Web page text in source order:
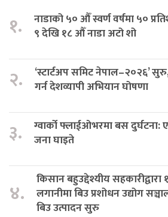
१.
नाडाको ५० औँ स्वर्ण वर्षमा ५०
९ देखि १८ औँ नाडा अटो शो
२.
‘स्टार्टअप समिट नेपाल–२०२६’ सुरु,
गर्न देशव्यापी अभियान घोषणा
३.
ग्वार्को फ्लाईओभरमा बस
जना घाइते
४.
किसान बहुउद्देश्यीय
लगानीमा बिउ प्रशोधन उद्योग
बिउ उत्पादन सुरु